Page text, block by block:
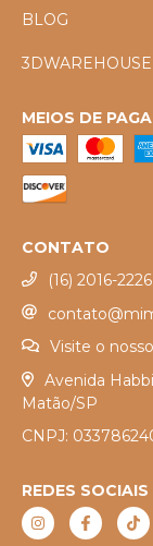
BLOG
3DWAREHOUSE
MEIOS DE
CONTATO
(16) 2016-
Visite o
Avenida
Matão/SP
CNPJ:
REDES SOCIAIS